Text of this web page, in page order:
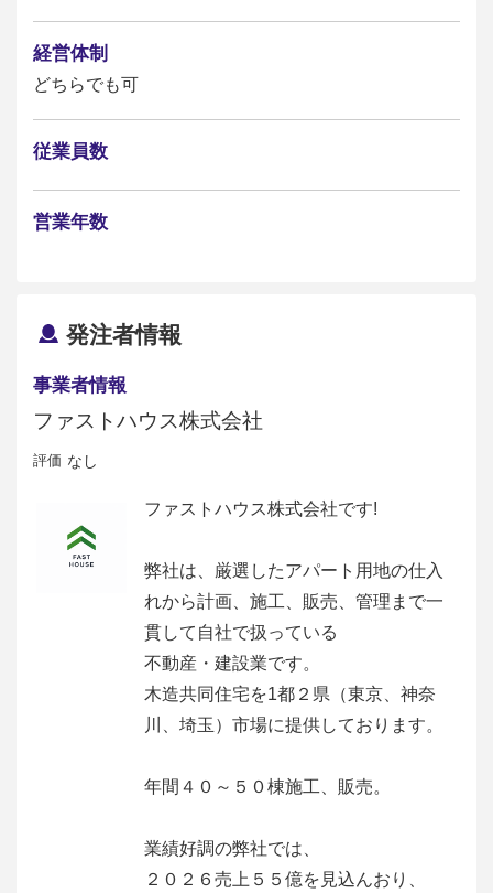
経営体制
どちらでも可
従業員数
営業年数
発注者情報
事業者情報
ファストハウス株式会社
評価 なし
ファストハウス株式会社です!
弊社は、厳選したアパート用地の仕入
れから計画、施工、販売、管理まで一
貫して自社で扱っている
不動産・建設業です。
木造共同住宅を1都２県（東京、神奈
川、埼玉）市場に提供しております。
年間４０～５０棟施工、販売。
業績好調の弊社では、
２０２６売上５５億を見込んおり、